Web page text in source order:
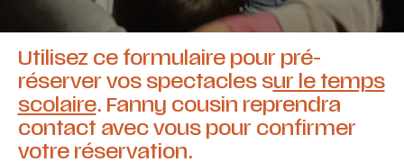
Utilisez ce formulaire pour pré-
réserver vos spectacles sur le temps
scolaire. Fanny cousin reprendra
contact avec vous pour confirmer
votre réservation.